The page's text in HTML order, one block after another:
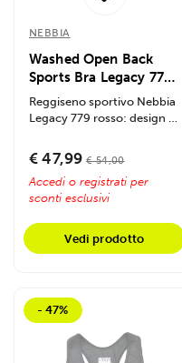
NEBBIA
Washed Open Back
Sports Bra Legacy 779
Rosso
Reggiseno sportivo Nebbia
Legacy 779 rosso: design a
medio,...
€ 47,99 € 54,00
Accedi o registrati per
sconti esclusivi
Vedi prodotto
- 47%